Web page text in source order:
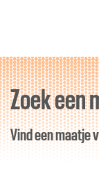
Zoek een
Vind een maatje